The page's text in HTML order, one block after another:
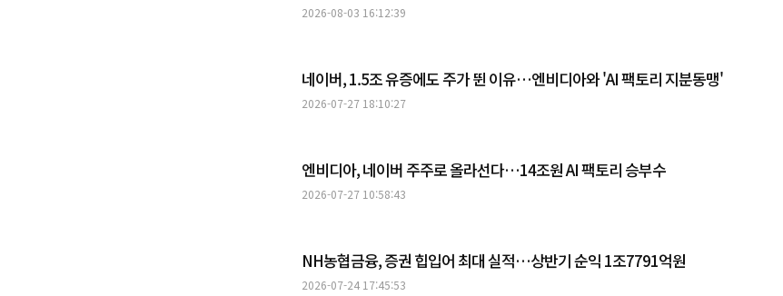
2026-08-03 16:12:39
네이버, 1.5조 유증에도 주가 뛴 이유…엔비디아와 'AI 팩토리 지분동맹'
2026-07-27 18:10:27
엔비디아, 네이버 주주로 올라선다…14조원 AI 팩토리 승부수
2026-07-27 10:58:43
NH농협금융, 증권 힙입어 최대 실적…상반기 순익 1조7791억원
2026-07-24 17:45:53